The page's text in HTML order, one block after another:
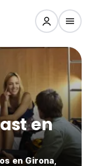
en
en Girona,